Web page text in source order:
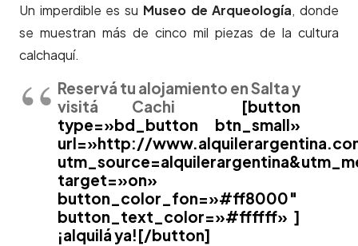
Un imperdible es su Museo de Arqueología, donde
se muestran más de cinco mil piezas de la cultura
calchaquí.
Reservá tu alojamiento en Salta y
visitá Cachi [button
type=»bd_button btn_small»
url=»http://
target=»on»
button_color_fon=»#ff8000″
button_text_color=»#ffffff» ]
¡alquilá ya![/button]